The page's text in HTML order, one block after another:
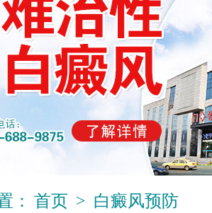
： 首页 > 白癜风预防